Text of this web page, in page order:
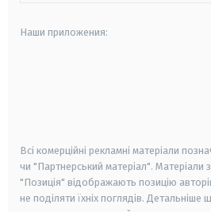
Наши приложения:
Всі комерційні рекламні матеріали
чи "Партнерський матеріал". Матеріали
"Позиція" відображають позицію
не поділяти їхніх поглядів.